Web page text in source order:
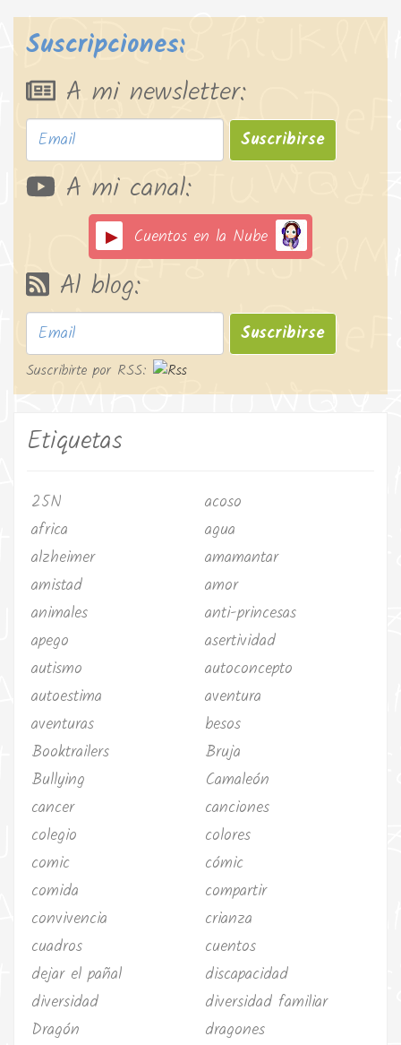
Suscripciones:
A mi newsletter:
Suscribirse
A mi canal:
Cuentos en la Nube
Al blog:
Suscribirse
Suscribirte por RSS:
Etiquetas
25N
acoso
africa
agua
alzheimer
amamantar
amistad
amor
animales
anti-princesas
apego
asertividad
autismo
autoconcepto
autoestima
aventura
aventuras
besos
Booktrailers
Bruja
Bullying
Camaleón
cancer
canciones
colegio
colores
comic
cómic
comida
compartir
convivencia
crianza
cuadros
cuentos
dejar el pañal
discapacidad
diversidad
diversidad familiar
Dragón
dragones